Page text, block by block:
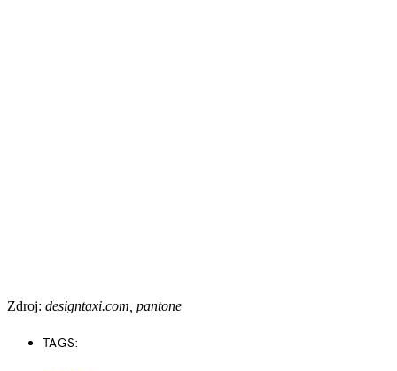
Zdroj: designtaxi.com, pantone
TAGS: